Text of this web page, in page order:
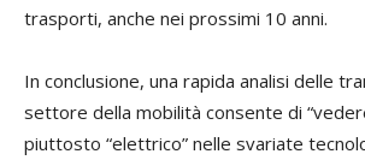
trasporti, anche nei prossimi 10 anni.
In conclusione, una rapida analisi delle
settore della mobilità consente di
piuttosto “elettrico” nelle svariate